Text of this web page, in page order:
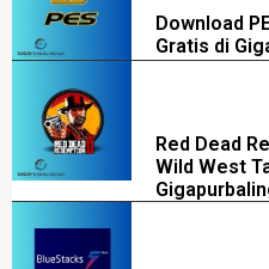
Download
Gratis di
Red Dead
Wild West